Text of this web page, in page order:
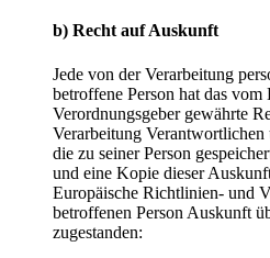
b) Recht auf Auskunft
Jede von der Verarbeitung
betroffene Person hat das
Verordnungsgeber gewährte
Verarbeitung
die zu seiner Person
und eine Kopie dieser
Europäische Richtlinien- und
betroffenen Person Auskunft
zugestanden: